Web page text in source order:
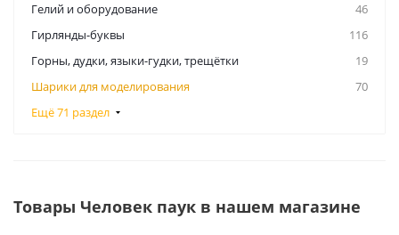
Гелий и оборудование
46
Гирлянды-буквы
116
Горны, дудки, языки-гудки, трещётки
19
Шарики для моделирования
70
Ещё 71 раздел
Товары Человек паук в нашем магазине